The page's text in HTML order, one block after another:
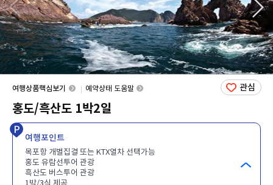
여행상품핵심보기 예약상태 도움말
홍도/흑산도 1박2일
여행포인트
목포항 개별집결 또는 KTX열차 선택가능
홍도 유람선투어 관광
흑산도 버스투어 관광
1박/3식 제공
관심